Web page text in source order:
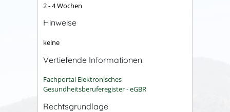
2 - 4 Wochen
Hinweise
keine
Vertiefende Informationen
Fachportal Elektronisches
Gesundheitsberuferegister - eGBR
Rechtsgrundlage